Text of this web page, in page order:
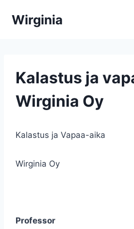
sisältöön
Wirginia
Kalastus ja
Wirginia Oy
Kalastus ja Vapaa-aika
Wirginia Oy
Leatherman
Professor